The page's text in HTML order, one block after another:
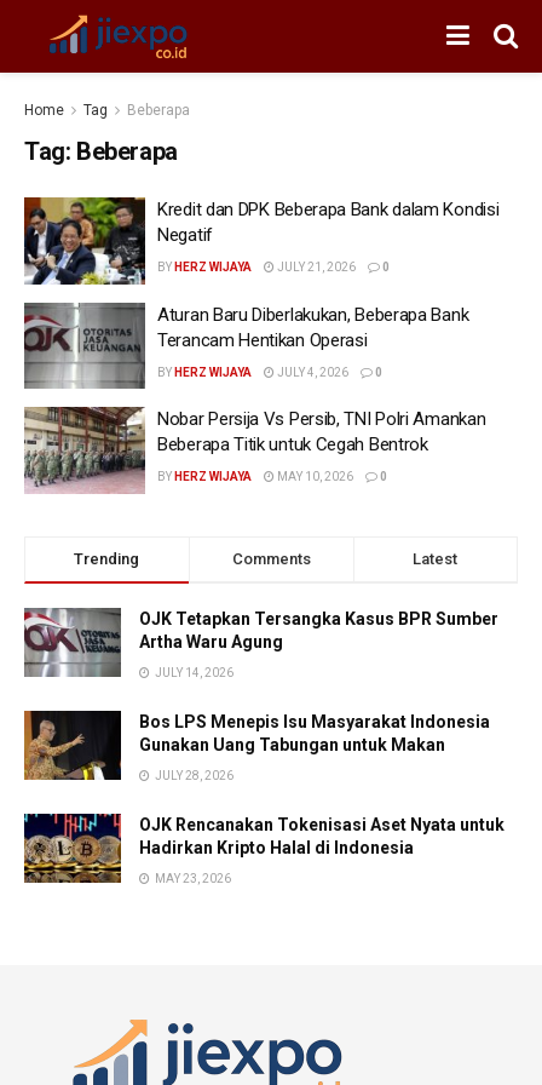
Home Tag Beberapa
Tag: Beberapa
Kredit dan DPK Beberapa Bank dalam Kondisi
Negatif
BY HERZ WIJAYA JULY 21, 2026 0
Aturan Baru Diberlakukan, Beberapa Bank
Terancam Hentikan Operasi
BY HERZ WIJAYA JULY 4, 2026 0
Nobar Persija Vs Persib, TNI Polri Amankan
Beberapa Titik untuk Cegah Bentrok
BY HERZ WIJAYA MAY 10, 2026 0
Trending Comments Latest
OJK Tetapkan Tersangka Kasus BPR Sumber
Artha Waru Agung
JULY 14, 2026
Bos LPS Menepis Isu Masyarakat Indonesia
Gunakan Uang Tabungan untuk Makan
JULY 28, 2026
OJK Rencanakan Tokenisasi Aset Nyata untuk
Hadirkan Kripto Halal di Indonesia
MAY 23, 2026